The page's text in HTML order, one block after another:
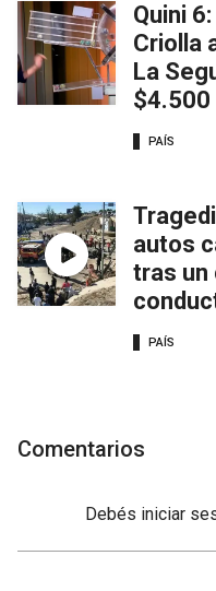
Quini
Criolla
La
$4.500
PAÍS
autos
tras un
PAÍS
Comentarios
Debés iniciar